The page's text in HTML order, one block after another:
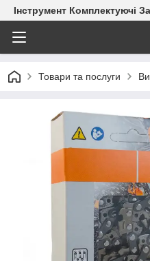
Інструмент Комплектуючі
Товари та послуги